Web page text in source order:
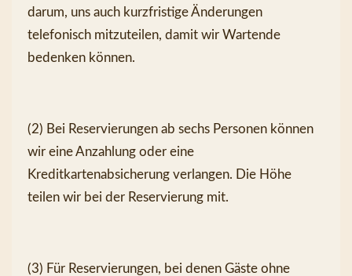
darum, uns auch kurzfristige Änderungen
telefonisch mitzuteilen, damit wir Wartende
bedenken können.
(2) Bei Reservierungen ab sechs Personen können
wir eine Anzahlung oder eine
Kreditkartenabsicherung verlangen. Die Höhe
teilen wir bei der Reservierung mit.
(3) Für Reservierungen, bei denen Gäste ohne